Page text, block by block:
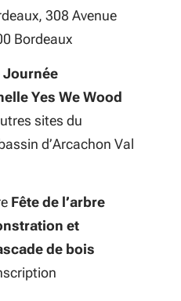
308 Avenue
Bordeaux
Journée
Yes We Wood
sites du
d’Arcachon Val
Fête de l’arbre
et
de bois